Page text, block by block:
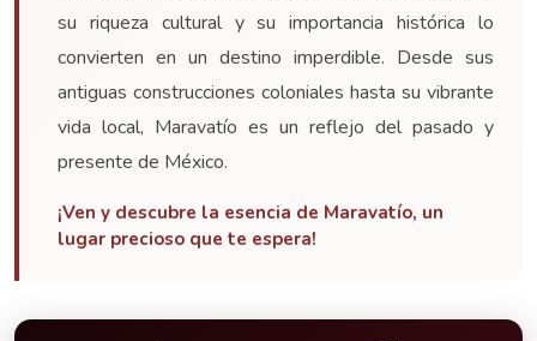
su riqueza cultural y su importancia histórica lo
convierten en un destino imperdible. Desde sus
antiguas construcciones coloniales hasta su vibrante
vida local, Maravatío es un reflejo del pasado y
presente de México.
¡Ven y descubre la esencia de Maravatío, un
lugar precioso que te espera!